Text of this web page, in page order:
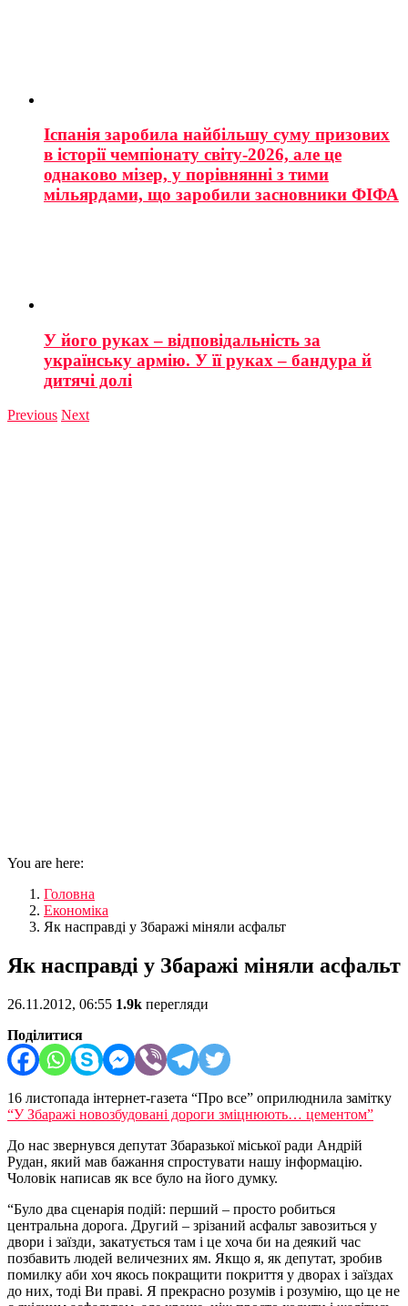
Іспанія заробила найбільшу суму призових
в історії чемпіонату світу-2026, але це
однаково мізер, у порівнянні з тими
мільярдами, що заробили засновники ФІФА
У його руках – відповідальність за
українську армію. У її руках – бандура й
дитячі долі
Previous Next
You are here:
Головна
Економіка
Як насправді у Збаражі міняли асфальт
Як насправді у Збаражі міняли асфальт
26.11.2012, 06:55 1.9k перегляди
Поділитися
16 листопада інтернет-газета “Про все” оприлюднила замітку
“У Збаражі новозбудовані дороги зміцнюють… цементом”
До нас звернувся депутат Збаразької міської ради Андрій
Рудан, який мав бажання спростувати нашу інформацію.
Чоловік написав як все було на його думку.
“Було два сценарія подій: перший – просто робиться
центральна дорога. Другий – зрізаний асфальт завозиться у
двори і заїзди, закатується там і це хоча би на деякий час
позбавить людей величезних ям. Якщо я, як депутат, зробив
помилку аби хоч якось покращити покриття у дворах і заїздах
до них, тоді Ви праві. Я прекрасно розумів і розумію, що це не